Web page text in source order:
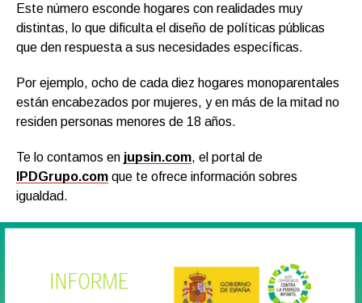
Este número esconde hogares con realidades muy
distintas, lo que dificulta el diseño de políticas públicas
que den respuesta a sus necesidades específicas.
Por ejemplo, ocho de cada diez hogares monoparentales
están encabezados por mujeres, y en más de la mitad no
residen personas menores de 18 años.
Te lo contamos en jupsin.com, el portal de
IPDGrupo.com que te ofrece información sobres
igualdad.